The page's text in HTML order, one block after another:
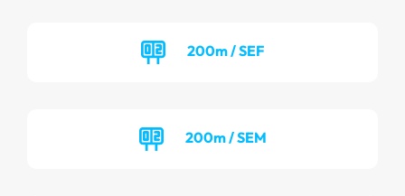
200m / SEF
200m / SEM